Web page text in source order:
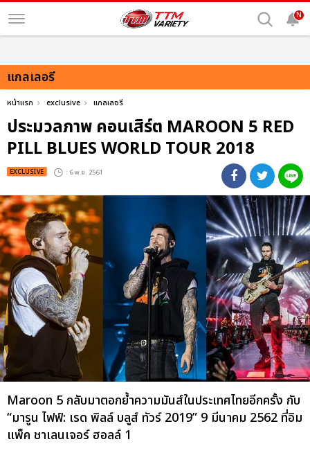
N
แกลเลอรี
หน้าแรก exclusive แกลเลอรี
ประมวลภาพ คอนเสิร์ต MAROON 5 RED
PILL BLUES WORLD TOUR 2018
EXCLUSIVE : 6 พ.ย. 2561
Maroon 5 กลับมาตอกย้ำความมันส์ในประเทศไทยอีกครั้ง กับ
“มารูน ไฟฟ์: เรด พิลล์ บลูส์ ทัวร์ 2019” 9 มีนาคม 2562 ที่อิม
แพ็ค ชาเลนเจอร์ ฮอลล์ 1